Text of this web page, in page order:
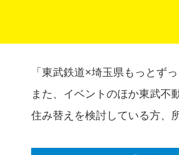
「東武鉄道×埼玉県もっとず
また、イベントのほか東武不
住み替えを検討している方、